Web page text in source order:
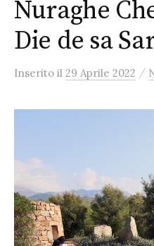
Nuraghe
Die de sa
Inserito il 29 Aprile 2022 /